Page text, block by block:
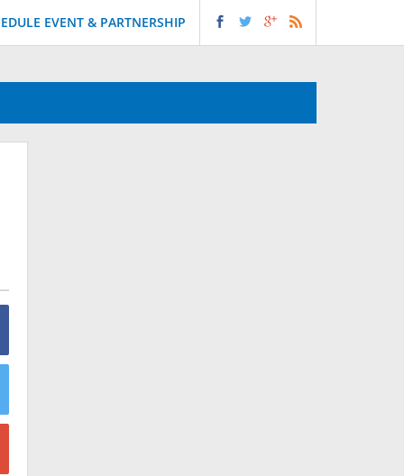
EVENT & PARTNERSHIP